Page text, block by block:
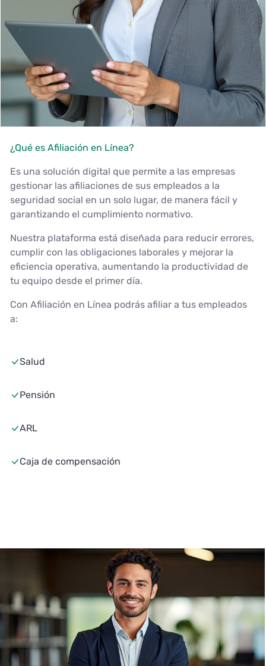
¿Qué es Afiliación en Línea?
Es una solución digital que permite a las empresas
gestionar las afiliaciones de sus empleados a la
seguridad social en un solo lugar, de manera fácil y
garantizando el cumplimiento normativo.
Nuestra plataforma está diseñada para reducir errores,
cumplir con las obligaciones laborales y mejorar la
eficiencia operativa, aumentando la productividad de
tu equipo desde el primer día.
Con Afiliación en Línea podrás afiliar a tus empleados
a:
Salud
Pensión
ARL
Caja de compensación